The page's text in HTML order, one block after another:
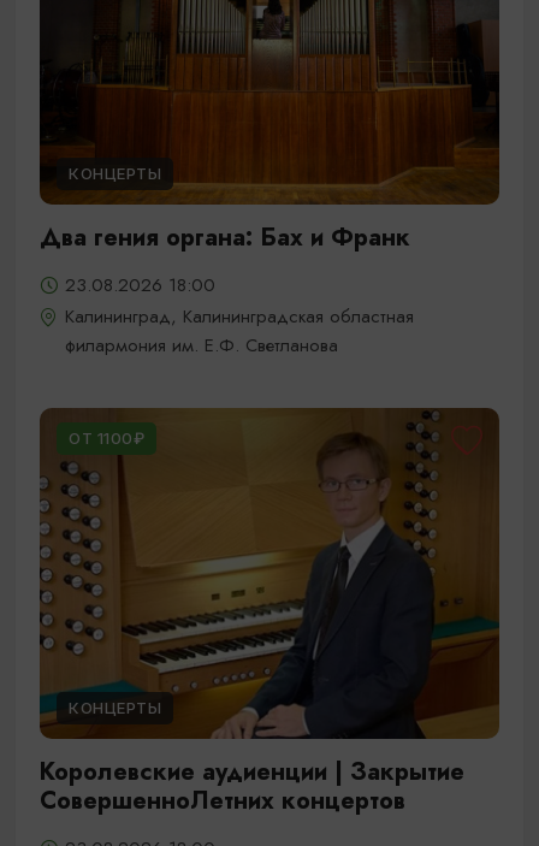
КОНЦЕРТЫ
Два гения органа: Бах и Франк
23.08.2026 18:00
Калининград, Калининградская областная
филармония им. Е.Ф. Светланова
ОТ 1100₽
КОНЦЕРТЫ
Королевские аудиенции | Закрытие
СовершенноЛетних концертов